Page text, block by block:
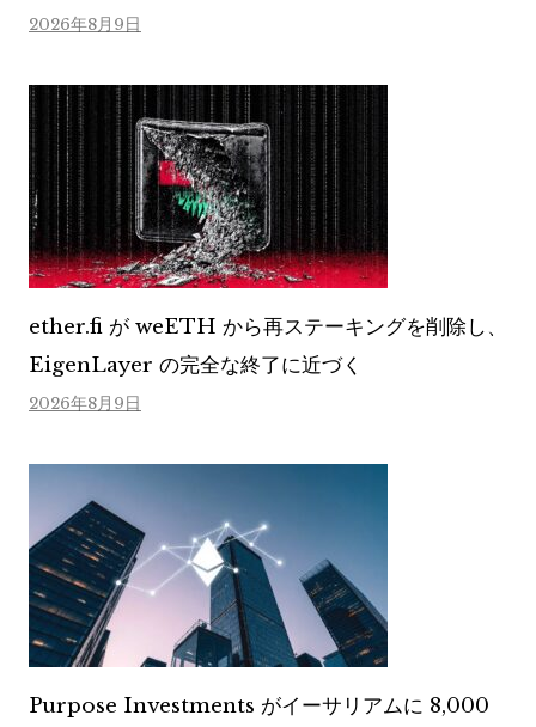
2026年8月9日
ether.fi が weETH から再ステーキングを削除し、
EigenLayer の完全な終了に近づく
2026年8月9日
Purpose Investments がイーサリアムに 8,000